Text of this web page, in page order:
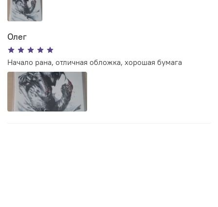
Олег
Начало рана, отличная обложка, хорошая бумага